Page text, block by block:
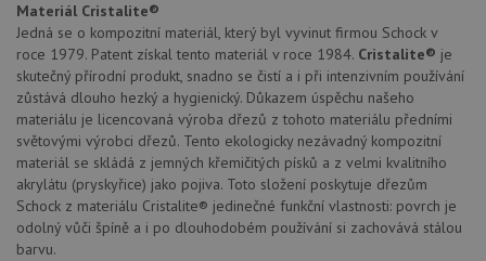
Materiál Cristalite®
Jedná se o kompozitní materiál, který byl vyvinut firmou Schock v
roce 1979. Patent získal tento materiál v roce 1984. Cristalite® je
skutečný přírodní produkt, snadno se čistí a i při intenzivním používání
zůstává dlouho hezký a hygienický. Důkazem úspěchu našeho
materiálu je licencovaná výroba dřezů z tohoto materiálu předními
světovými výrobci dřezů. Tento ekologicky nezávadný kompozitní
materiál se skládá z jemných křemičitých písků a z velmi kvalitního
akrylátu (pryskyřice) jako pojiva. Toto složení poskytuje dřezům
Schock z materiálu Cristalite® jedinečné funkční vlastnosti: povrch je
odolný vůči špíně a i po dlouhodobém používání si zachovává stálou
barvu.